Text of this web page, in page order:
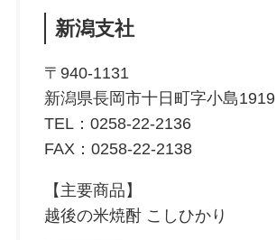
新潟支社
〒940-1131
新潟県長岡市十日町字小島1919
TEL：0258-22-2136
FAX：0258-22-2138
【主要商品】
越後の米焼酎 こしひかり